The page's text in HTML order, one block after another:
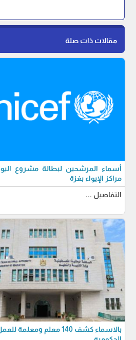
مقالات ذات صلة
أسماء المرشحين لبطالة مشروع
مراكز الإيواء بغزة
التفاصيل ...
بالاسماء كشف 140 معلم